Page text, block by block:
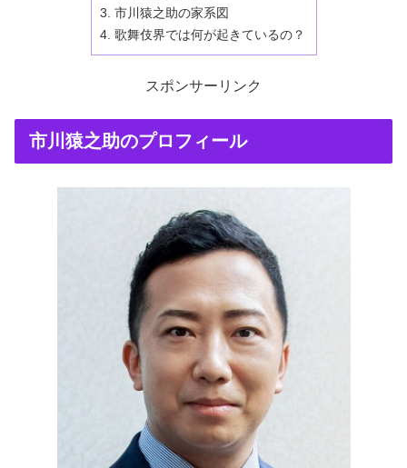
市川猿之助の家系図
歌舞伎界では何が起きているの？
スポンサーリンク
市川猿之助のプロフィール